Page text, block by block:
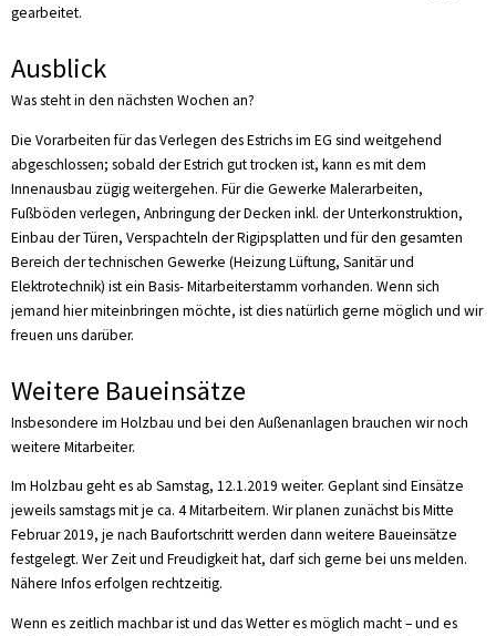
gearbeitet.
Ausblick
Was steht in den nächsten Wochen an?
Die Vorarbeiten für das Verlegen des Estrichs im EG sind weitgehend
abgeschlossen; sobald der Estrich gut trocken ist, kann es mit dem
Innenausbau zügig weitergehen. Für die Gewerke Malerarbeiten,
Fußböden verlegen, Anbringung der Decken inkl. der Unterkonstruktion,
Einbau der Türen, Verspachteln der Rigipsplatten und für den gesamten
Bereich der technischen Gewerke (Heizung Lüftung, Sanitär und
Elektrotechnik) ist ein Basis- Mitarbeiterstamm vorhanden. Wenn sich
jemand hier miteinbringen möchte, ist dies natürlich gerne möglich und wir
freuen uns darüber.
Weitere Baueinsätze
Insbesondere im Holzbau und bei den Außenanlagen brauchen wir noch
weitere Mitarbeiter.
Im Holzbau geht es ab Samstag, 12.1.2019 weiter. Geplant sind Einsätze
jeweils samstags mit je ca. 4 Mitarbeitern. Wir planen zunächst bis Mitte
Februar 2019, je nach Baufortschritt werden dann weitere Baueinsätze
festgelegt. Wer Zeit und Freudigkeit hat, darf sich gerne bei uns melden.
Nähere Infos erfolgen rechtzeitig.
Wenn es zeitlich machbar ist und das Wetter es möglich macht – und es